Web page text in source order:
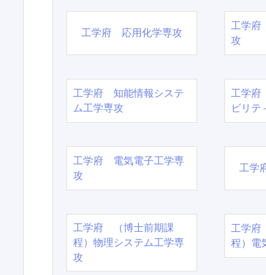
工学府 応用化学専攻
工学府
攻
工学府 知能情報システ
ム工学専攻
工学府
ビリテ
工学府 電気電子工学専
攻
工学
工学府 （博士前期課
程）物理システム工学専
攻
工学
程）電